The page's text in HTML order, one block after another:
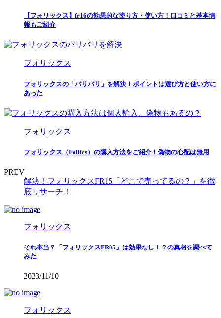
【フォリックス】fr16の効果的な塗り方・使い方！口コミと基本情
報もご紹介
フォリックス
フォリックスの「バリバリ」を解決！ポイントは選び方と使い方に
あった
フォリックス
フォリックス（Follics）の購入方法をご紹介！偽物の心配は無用
PREV
解決！フォリックスFR15「どこで売ってるの？」を徹
底リサーチ！
フォリックス
それ本当？「フォリックスFR05」は効果なし！？の真相を調べて
みた
2023/11/10
フォリックス